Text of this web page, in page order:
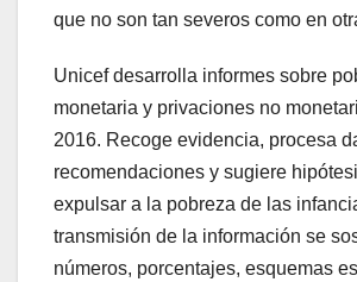
que no son tan severos como en
Unicef desarrolla informes sobre
monetaria y privaciones no
2016. Recoge evidencia, procesa
recomendaciones y sugiere
expulsar a la pobreza de las
transmisión de la información se
números, porcentajes, esquemas